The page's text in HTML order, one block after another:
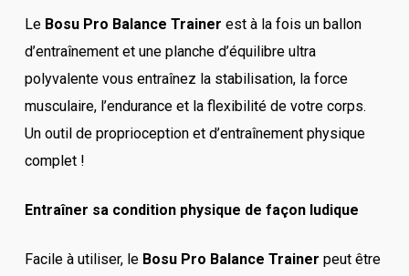
Le Bosu Pro Balance Trainer est à la fois un ballon
d’entraînement et une planche d’équilibre ultra
polyvalente vous entraînez la stabilisation, la force
musculaire, l’endurance et la flexibilité de votre corps.
Un outil de proprioception et d’entraînement physique
complet !
Entraîner sa condition physique de façon ludique
Facile à utiliser, le Bosu Pro Balance Trainer peut être